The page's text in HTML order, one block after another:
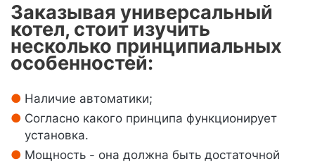
Заказывая универсальный
котел, стоит изучить
несколько принципиальных
особенностей:
Наличие автоматики;
Согласно какого принципа функционирует
установка.
Мощность - она должна быть достаточной